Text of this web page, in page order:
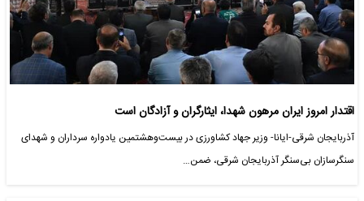
اقتدار امروز ایران مرهون شهدا، ایثارگران و آزادگان است
آذربایجان شرقی-ایانا- وزیر جهاد کشاورزی در بیست‌وهشتمین یادواره سرداران و شهدای
سنگرسازان بی‌سنگر آذربایجان شرقی، ضمن…